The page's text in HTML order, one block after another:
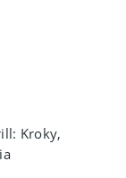
Kroky,